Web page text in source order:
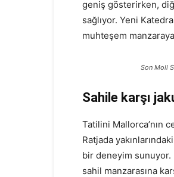
geniş gösterirken,
sağlıyor. Yeni
muhteşem
Son Moll
Sahile karşı
Tatilini Mallorca’nın
Ratjada
bir deneyim sunuyor.
sahil manzarasına